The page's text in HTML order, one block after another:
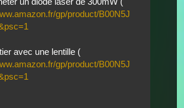
gp/product/B00N5J
avec une lentille (
gp/product/B00N5J